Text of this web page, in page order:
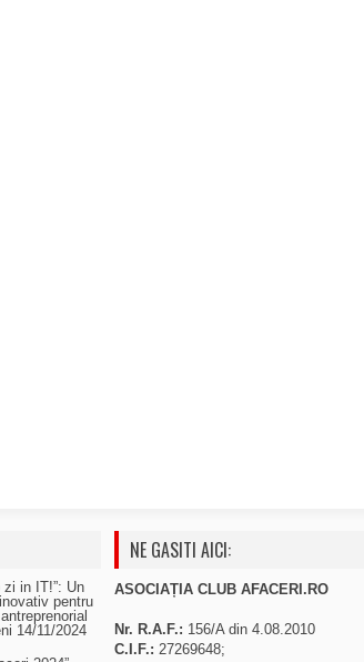
zi in IT!”: Un
pentru
14/11/2024
NE GASITI AICI:
ASOCIAȚIA CLUB AFACERI.RO
Nr. R.A.F.: 156/A din 4.08.2010
C.I.F.: 27269648;